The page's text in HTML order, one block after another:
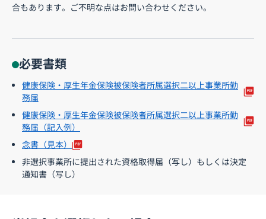
合もあります。ご不明な点はお問い合わせください。
必要書類
健康保険・厚生年金保険被保険者所属選択二以上事業所勤
務届
健康保険・厚生年金保険被保険者所属選択二以上事業所勤
務届（記入例）
念書（見本）
非選択事業所に提出された資格取得届（写し）もしくは決定
通知書（写し）